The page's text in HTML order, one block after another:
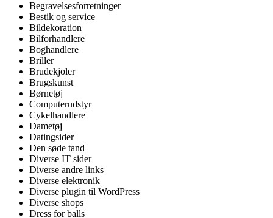
Begravelsesforretninger
Bestik og service
Bildekoration
Bilforhandlere
Boghandlere
Briller
Brudekjoler
Brugskunst
Børnetøj
Computerudstyr
Cykelhandlere
Dametøj
Datingsider
Den søde tand
Diverse IT sider
Diverse andre links
Diverse elektronik
Diverse plugin til WordPress
Diverse shops
Dress for balls